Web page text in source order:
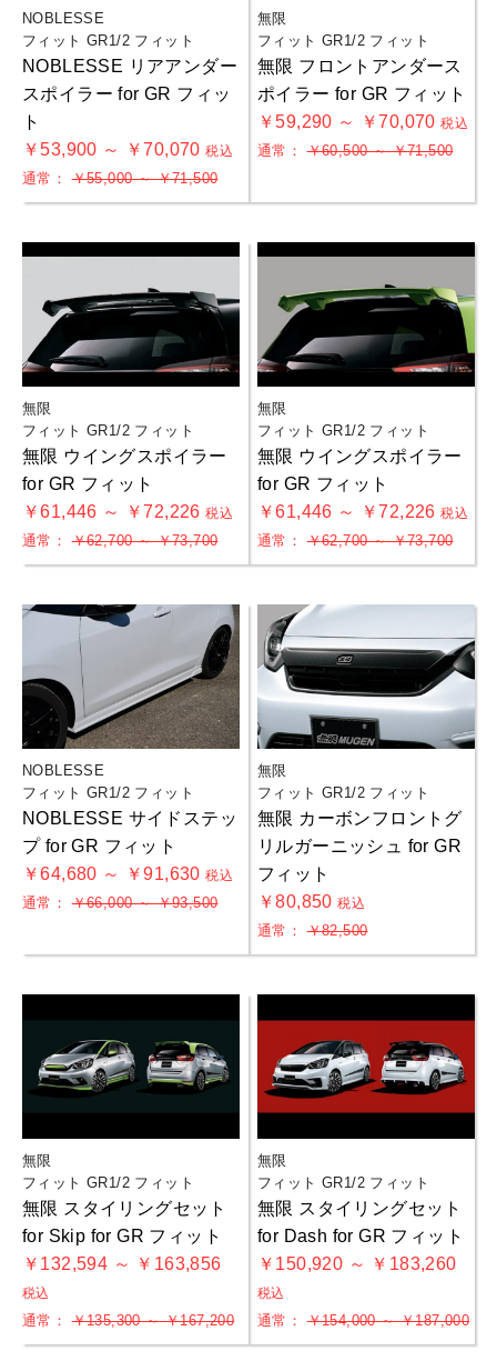
NOBLESSE
フィット GR1/2 フィット
NOBLESSE リアアンダー
スポイラー for GR フィッ
ト
￥53,900 ～ ￥70,070税込
通常：￥55,000 ～ ￥71,500
無限
フィット GR1/2 フィット
無限 フロントアンダース
ポイラー for GR フィット
￥59,290 ～ ￥70,070税込
通常：￥60,500 ～ ￥71,500
無限
フィット GR1/2 フィット
無限 ウイングスポイラー
for GR フィット
￥61,446 ～ ￥72,226税込
通常：￥62,700 ～ ￥73,700
無限
フィット GR1/2 フィット
無限 ウイングスポイラー
for GR フィット
￥61,446 ～ ￥72,226税込
通常：￥62,700 ～ ￥73,700
NOBLESSE
フィット GR1/2 フィット
NOBLESSE サイドステッ
プ for GR フィット
￥64,680 ～ ￥91,630税込
通常：￥66,000 ～ ￥93,500
無限
フィット GR1/2 フィット
無限 カーボンフロントグ
リルガーニッシュ for GR
フィット
￥80,850税込
通常：￥82,500
無限
フィット GR1/2 フィット
無限 スタイリングセット
for Skip for GR フィット
￥132,594 ～ ￥163,856
税込
通常：￥135,300 ～ ￥167,200
無限
フィット GR1/2 フィット
無限 スタイリングセット
for Dash for GR フィット
￥150,920 ～ ￥183,260
税込
通常：￥154,000 ～ ￥187,000
お買物を続ける カートへ進む